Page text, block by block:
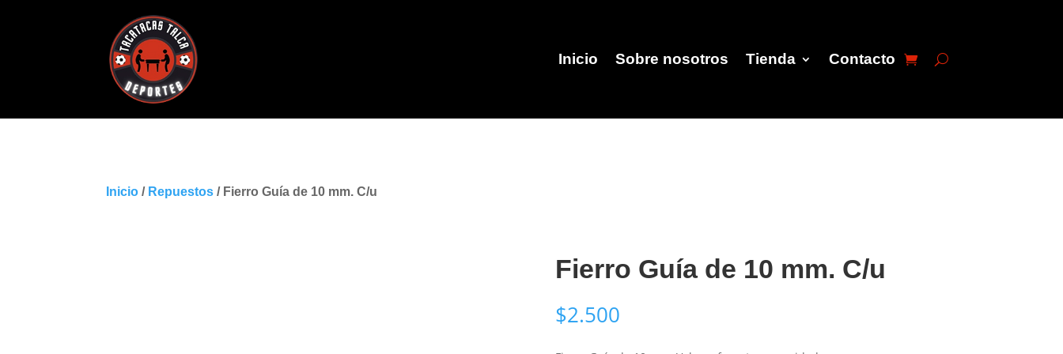
Inicio Sobre nosotros Tienda Contacto
Inicio / Repuestos / Fierro Guía de 10 mm. C/u
Fierro Guía de 10 mm. C/u
$2.500